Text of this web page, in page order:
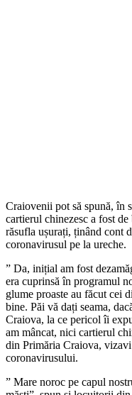
Craiovenii pot să spună, în
cartierul chinezesc a fost
răsufla ușurați, ținând cont
coronavirusul pe la ureche.
” Da, inițial am fost
era cuprinsă în programul
glume proaste au făcut cei
bine. Păi vă dați seama,
Craiova, la ce pericol îi
am mâncat, nici cartierul
din Primăria Craiova,
coronavirusului.
” Mare noroc pe capul